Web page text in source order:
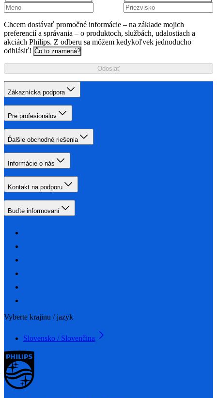
Chcem dostávať promočné informácie – na základe mojich
preferencií a správania – o produktoch, službách, udalostiach a
akciách Philips. Z odberu sa môžem kedykoľvek jednoducho
odhlásiť! Čo to znamená?
Odoslať
Zákaznícka podpora
Pre profesionálov
Ďalšie obchodné riešenia
Informácie o nás
Kontakt na podporu
Buďte informovaní
Vyberte krajinu / jazyk
Slovensko / Slovenčina